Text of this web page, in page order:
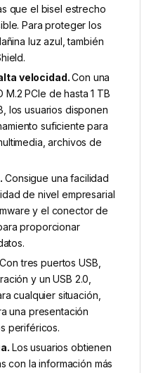
que el bisel estrecho
Para proteger los
luz azul, también
velocidad.Con una
PCIe de hasta 1 TB
los usuarios disponen
suficiente para
archivos de
Consigue una facilidad
de nivel empresarial
y el conector de
proporcionar
Con tres puertos USB,
y un USB 2.0,
cualquier situación,
una presentación
periféricos.
Los usuarios obtienen
con la información más